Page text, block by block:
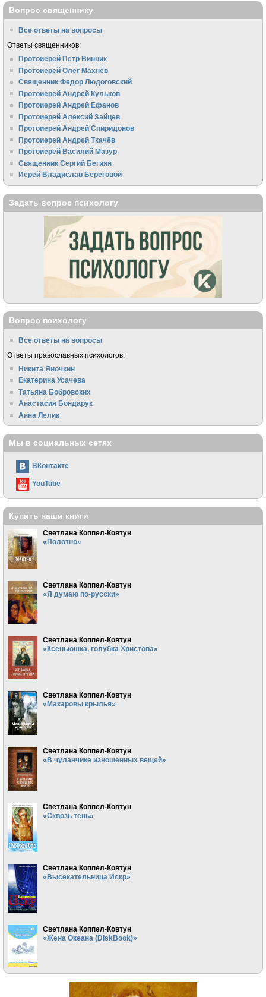
Вопрос священнику
Все ответы на вопросы
Ответы священников:
Протоиерей Пётр Винник
Протоиерей Олег Махнёв
Священник Федор Людоговский
Протоиерей Андрей Кульков
Протоиерей Андрей Ефанов
Протоиерей Алексий Зайцев
Протоиерей Андрей Спиридонов
Протоиерей Андрей Ткачёв
Протоиерей Василий Мазур
Священник Сергий Бегиян
Иерей Владислав Береговой
Задать вопрос психологу
Вопрос психологу
Все ответы на вопросы
Ответы православных психологов:
Никита Яночкин
Екатерина Усачева
Татьяна Бобровских
Анастасия Бондарук
Анна Лелик
Мы в социальных сетях
ВКонтакте
YouTube
Купить наши книги
Светлана Коппел-Ковтун
«Полотно»
Светлана Коппел-Ковтун
«Я думаю по-русски»
Светлана Коппел-Ковтун
«Ксеньюшка, голубка Христова»
Светлана Коппел-Ковтун
«Макаровы крылья»
Светлана Коппел-Ковтун
«В чуланчике изношенных вещей»
Светлана Коппел-Ковтун
«Сквозь тень»
Светлана Коппел-Ковтун
«Высекательница Искр»
Светлана Коппел-Ковтун
«Жена Океана (DiskBook)»